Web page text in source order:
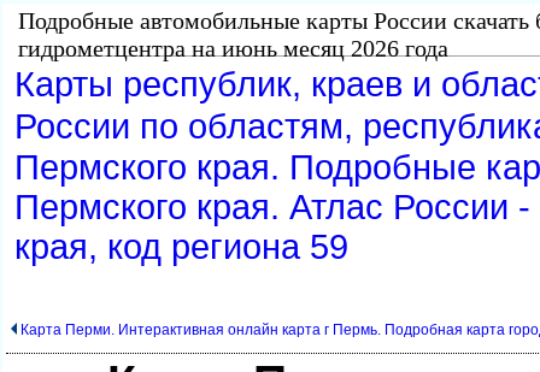
Подробные автомобильные карты России скачать
идрометцентра на июнь месяц 2026 года
Карты республик, краев и
России по областям,
Пермского края. Подробные
Пермского края. Атлас России
края, код региона 59
Карта Перми. Интерактивная онлайн карта г Пермь. Подробная карта